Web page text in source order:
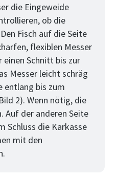
die Eingeweide
ob die
Fisch auf die Seite
flexiblen Messer
einen Schnitt bis zur
Messer leicht schräg
entlang bis zum
2). Wenn nötig, die
Auf der anderen Seite
Schluss die Karkasse
mit den